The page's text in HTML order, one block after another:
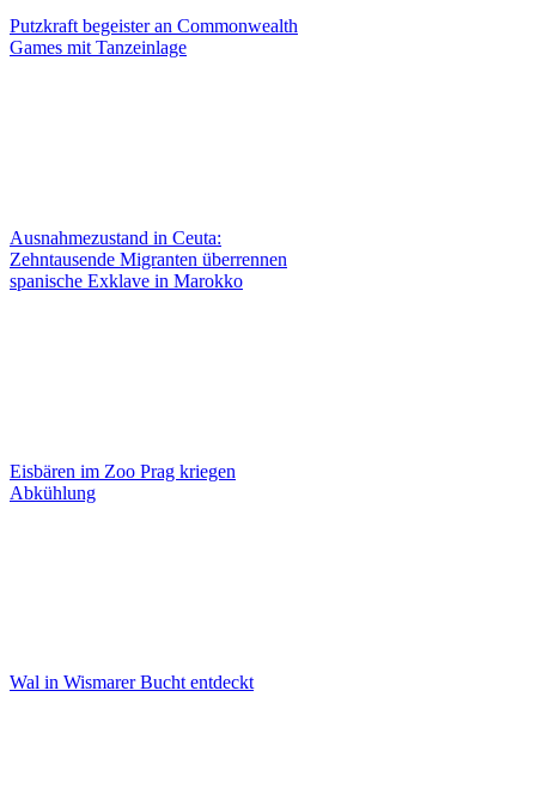
Putzkraft begeister an Commonwealth
Games mit Tanzeinlage
Ausnahmezustand in Ceuta:
Zehntausende Migranten überrennen
spanische Exklave in Marokko
Eisbären im Zoo Prag kriegen
Abkühlung
Wal in Wismarer Bucht entdeckt